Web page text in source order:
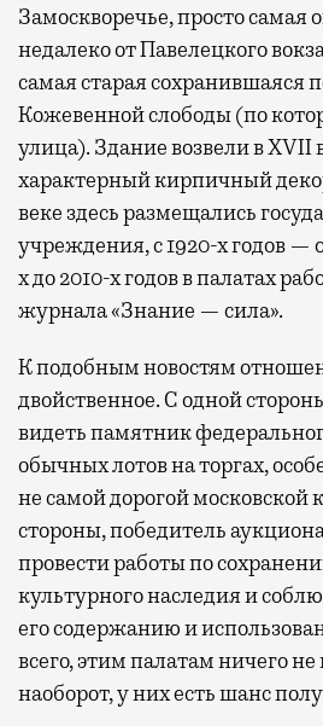
Замоскворечье, просто самая
недалеко от Павелецкого
самая старая сохранившаяся
Кожевенной слободы (по
улица). Здание возвели в XVII
характерный кирпичный
веке здесь размещались
учреждения, с 1920-х годов —
х до 2010-х годов в палатах
журнала «Знание — сила».
К подобным новостям
двойственное. С одной
видеть памятник
обычных лотов на торгах,
не самой дорогой московской
стороны, победитель
провести работы по
культурного наследия и
его содержанию и
всего, этим палатам ничего не
наоборот, у них есть шанс